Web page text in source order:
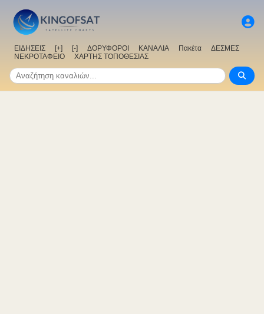
ΕΙΔΗΣΕΙΣ [+] [-] ΔΟΡΥΦΟΡΟΙ ΚΑΝΑΛΙΑ Πακέτα
ΔΕΣΜΕΣ
ΝΕΚΡΟΤΑΦΕΙΟ
ΧΑΡΤΗΣ ΤΟΠΟΘΕΣΙΑΣ